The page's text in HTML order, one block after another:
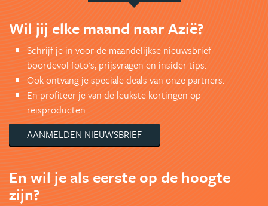
Wil jij elke maand naar Azië?
Schrijf je in voor de maandelijkse nieuwsbrief
boordevol foto's, prijsvragen en insider tips.
Ook ontvang je speciale deals van onze partners.
En profiteer je van de leukste kortingen op
reisproducten.
AANMELDEN NIEUWSBRIEF
En wil je als eerste op de hoogte
zijn?